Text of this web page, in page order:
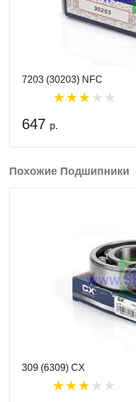
7203 (30203) NFC
647 р.
Похожие Подшипники
309 (6309) CX